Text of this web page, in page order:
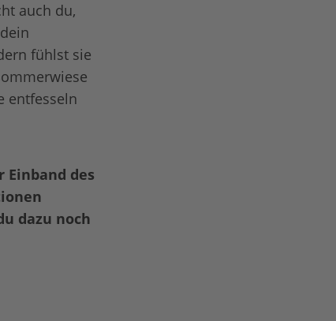
auch du,
fühlst sie
entfesseln
des
dazu noch